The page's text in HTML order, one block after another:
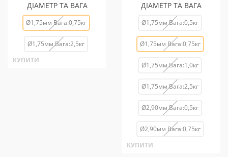
ДІАМЕТР ТА ВАГА
Ø1,75мм Вага:0,75кг
Ø1,75мм Вага:2,5кг
КУПИТИ
ДІАМЕТР ТА ВАГА
Ø1,75мм Вага:0,5кг
Ø1,75мм Вага:0,75кг
Ø1,75мм Вага:1,0кг
Ø1,75мм Вага:2,5кг
Ø2,90мм Вага:0,5кг
Ø2,90мм Вага:0,75кг
КУПИТИ